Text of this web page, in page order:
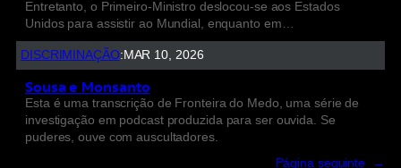
Entretanto, o Primeiro-Ministro deslocou-se aos Estados
Unidos para assistir ao Mundial, enquanto em…
DISCRIMINAÇÃO: MAR 10, 2026
Sousa e Monsanto
Esta é uma transcrição de Fronteira do Medo, uma série de
investigação em podcast produzida para ser ouvida. Se
puderes, ouve com auscultadores.
Página seguinte →